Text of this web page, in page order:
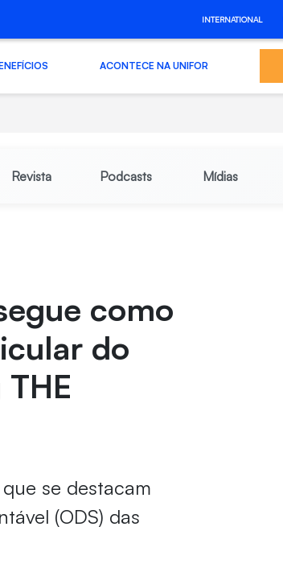
INTERNATIONAL
ACONTECE NA UNIFOR
Revista Podcasts Mídias
como
do
se destacam
(ODS) das